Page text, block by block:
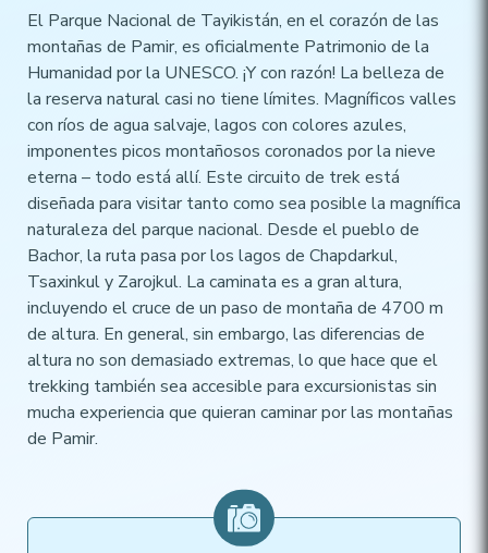
El Parque Nacional de Tayikistán, en el corazón de las
montañas de Pamir, es oficialmente Patrimonio de la
Humanidad por la UNESCO. ¡Y con razón! La belleza de
la reserva natural casi no tiene límites. Magníficos valles
con ríos de agua salvaje, lagos con colores azules,
imponentes picos montañosos coronados por la nieve
eterna – todo está allí. Este circuito de trek está
diseñada para visitar tanto como sea posible la magnífica
naturaleza del parque nacional. Desde el pueblo de
Bachor, la ruta pasa por los lagos de Chapdarkul,
Tsaxinkul y Zarojkul. La caminata es a gran altura,
incluyendo el cruce de un paso de montaña de 4700 m
de altura. En general, sin embargo, las diferencias de
altura no son demasiado extremas, lo que hace que el
trekking también sea accesible para excursionistas sin
mucha experiencia que quieran caminar por las montañas
de Pamir.